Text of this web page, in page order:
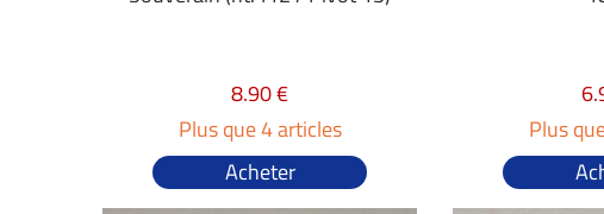
8.90 €
Plus que 4 articles
Acheter
Plus